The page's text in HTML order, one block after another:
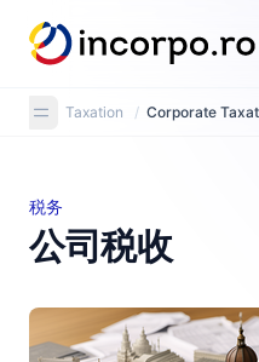
要内容
Taxation / Corporate
公司税收
税务
公司税收